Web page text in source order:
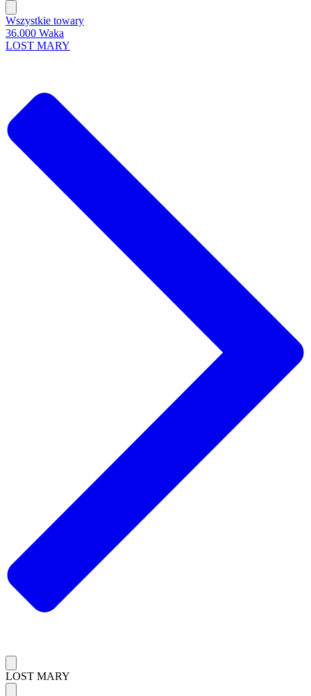
Wszystkie towary
36.000 Waka
LOST MARY
LOST MARY